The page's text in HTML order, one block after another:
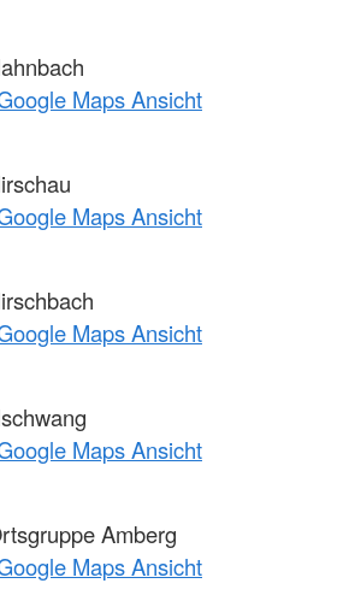
Maps Ansicht
Maps Ansicht
Maps Ansicht
Maps Ansicht
Amberg
Maps Ansicht